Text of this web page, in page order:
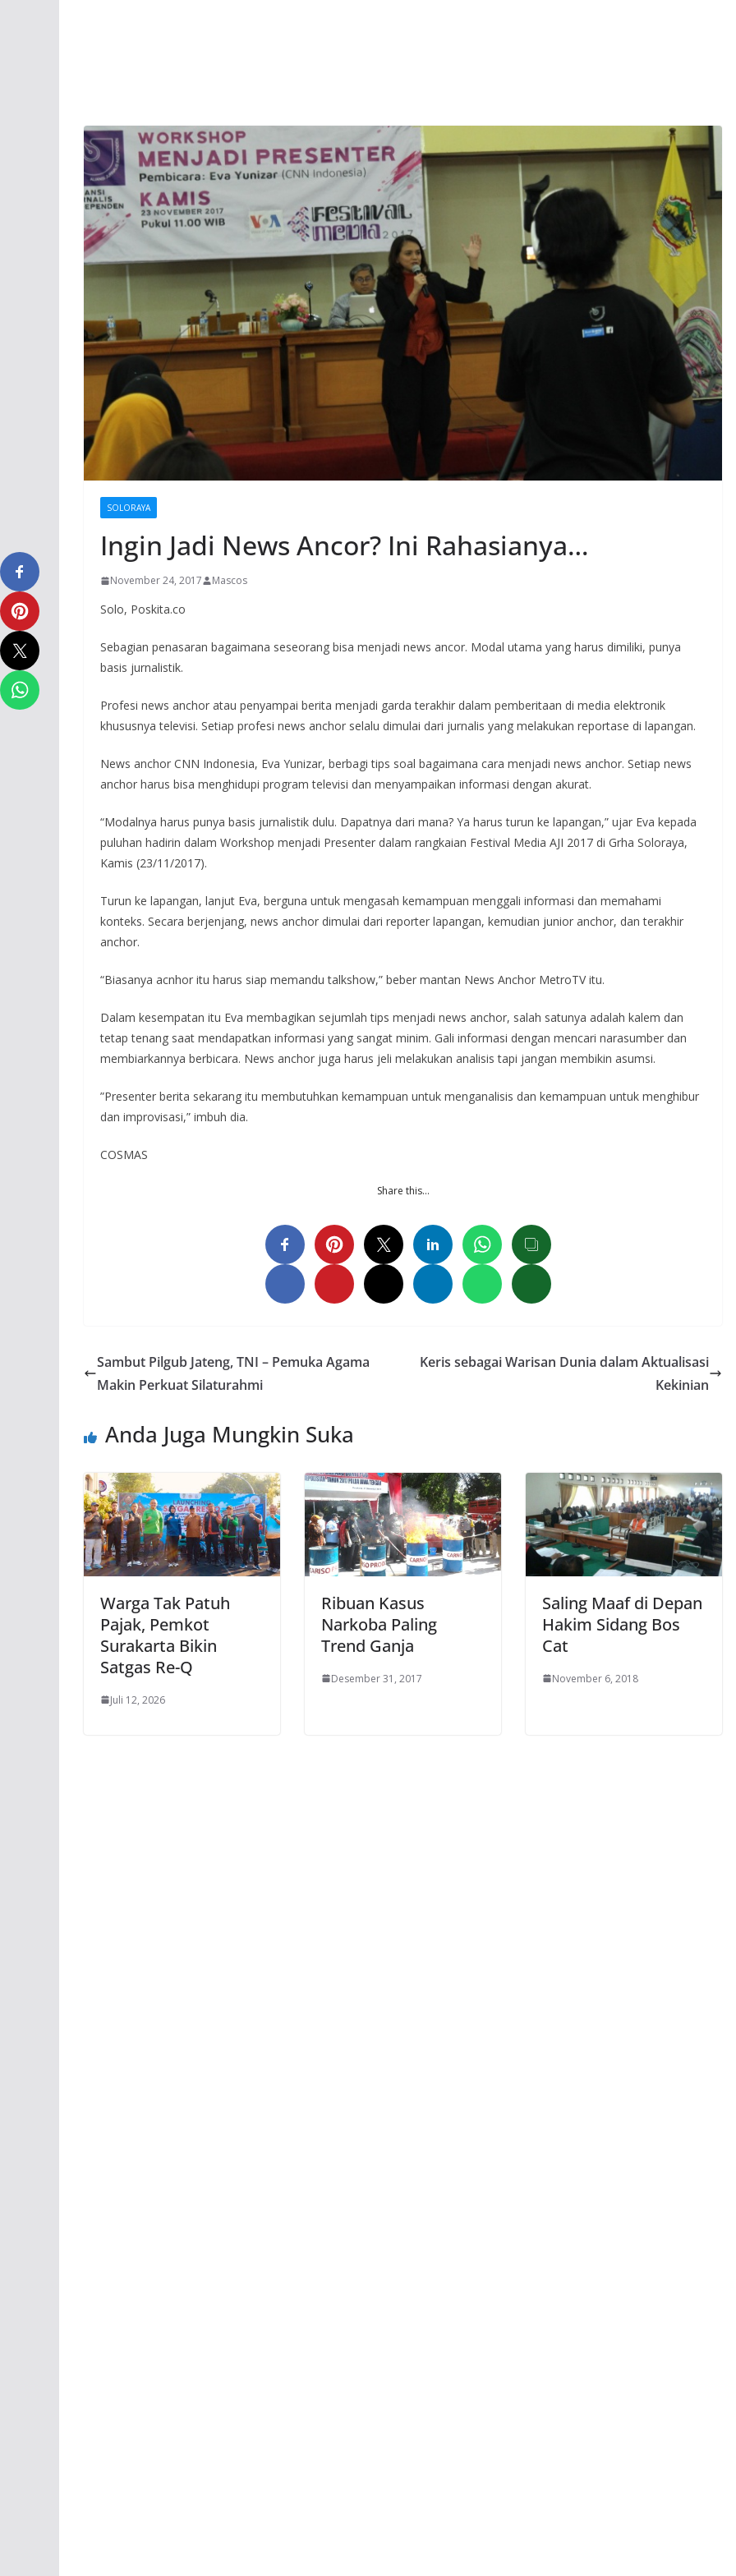
SOLORAYA
Ingin Jadi News Ancor? Ini Rahasianya…
November 24, 2017 Mascos
Solo, Poskita.co
Sebagian penasaran bagaimana seseorang bisa menjadi news ancor. Modal utama yang harus dimiliki, punya
basis jurnalistik.
Profesi news anchor atau penyampai berita menjadi garda terakhir dalam pemberitaan di media elektronik
khususnya televisi. Setiap profesi news anchor selalu dimulai dari jurnalis yang melakukan reportase di lapangan.
News anchor CNN Indonesia, Eva Yunizar, berbagi tips soal bagaimana cara menjadi news anchor. Setiap news
anchor harus bisa menghidupi program televisi dan menyampaikan informasi dengan akurat.
“Modalnya harus punya basis jurnalistik dulu. Dapatnya dari mana? Ya harus turun ke lapangan,” ujar Eva kepada
puluhan hadirin dalam Workshop menjadi Presenter dalam rangkaian Festival Media AJI 2017 di Grha Soloraya,
Kamis (23/11/2017).
Turun ke lapangan, lanjut Eva, berguna untuk mengasah kemampuan menggali informasi dan memahami
konteks. Secara berjenjang, news anchor dimulai dari reporter lapangan, kemudian junior anchor, dan terakhir
anchor.
“Biasanya acnhor itu harus siap memandu talkshow,” beber mantan News Anchor MetroTV itu.
Dalam kesempatan itu Eva membagikan sejumlah tips menjadi news anchor, salah satunya adalah kalem dan
tetap tenang saat mendapatkan informasi yang sangat minim. Gali informasi dengan mencari narasumber dan
membiarkannya berbicara. News anchor juga harus jeli melakukan analisis tapi jangan membikin asumsi.
”Presenter berita sekarang itu membutuhkan kemampuan untuk menganalisis dan kemampuan untuk menghibur
dan improvisasi,” imbuh dia.
COSMAS
Share this…
Sambut Pilgub Jateng, TNI – Pemuka Agama
Makin Perkuat Silaturahmi
Keris sebagai Warisan Dunia dalam Aktualisasi
Kekinian
Anda Juga Mungkin Suka
Warga Tak Patuh
Pajak, Pemkot
Surakarta Bikin
Satgas Re-Q
Juli 12, 2026
Ribuan Kasus
Narkoba Paling
Trend Ganja
Desember 31, 2017
Saling Maaf di Depan
Hakim Sidang Bos
Cat
November 6, 2018